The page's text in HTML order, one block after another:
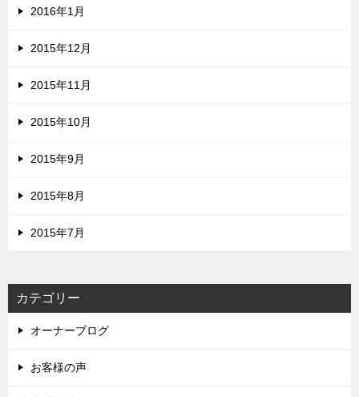
2016年1月
2015年12月
2015年11月
2015年10月
2015年9月
2015年8月
2015年7月
カテゴリー
オーナーブログ
お客様の声